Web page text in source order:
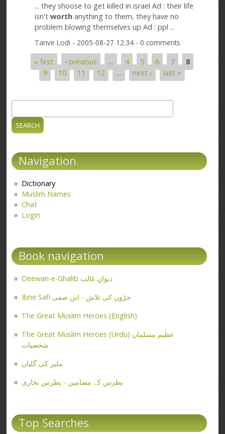
... they shoose to get killed in israel Ad : their life
isn'tworth anything to them, they have no
problem blowing themselves up Ad : ppl ...
Tanvir Lodi - 2005-08-27 12:34 - 0 comments
Pages
« first ‹ previous … 4 5 6 7
8
9
10 11 12 … next › last »
Search form
Navigation
Dictionary
Muslim Names
Chat
Login
Book navigation
Deewan-e-Ghalib دیوانِ غالب
Ibne Safi جڑوں کی تلاش - ابن صفی
The Great Muslim Heroes (English)
The Great Muslim Heroes (Urdu) عظیم مسلمان
شخصیات
ملیر کی گلیاں
پطرس کے مضامین - پطرس بخاری
Top Searches